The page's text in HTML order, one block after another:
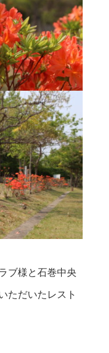
ブ様と石巻中央
ただいたレスト